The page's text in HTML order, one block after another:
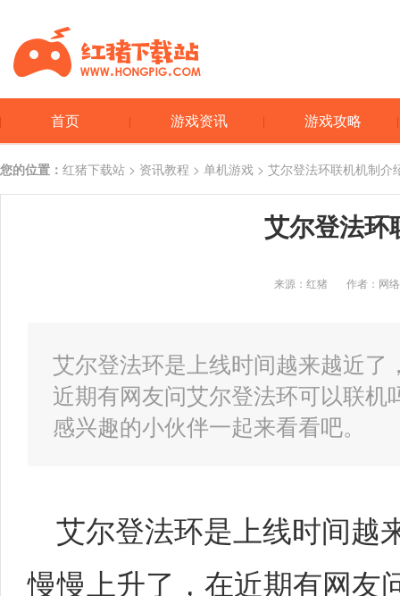
首页 游戏资讯 游戏攻略
您的位置： 红猪下载站 > 资讯教程 > 单机游戏 > 艾尔登法环联机机制介
艾尔登法环
来源：红猪 作者：网络
艾尔登法环是上线时间越来越近
近期有网友问艾尔登法环可以联
感兴趣的小伙伴一起来看看吧。
艾尔登法环是上线时间越
慢慢上升了，在近期有网友